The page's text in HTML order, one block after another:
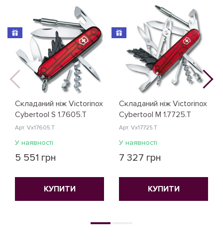
Складаний ніж Victorinox
Cybertool S 1.7605.T
Арт. Vx17605.T
У наявності
5 551 грн
КУПИТИ
Складаний ніж Victorinox
Cybertool M 1.7725.T
Арт. Vx17725.T
У наявності
7 327 грн
КУПИТИ